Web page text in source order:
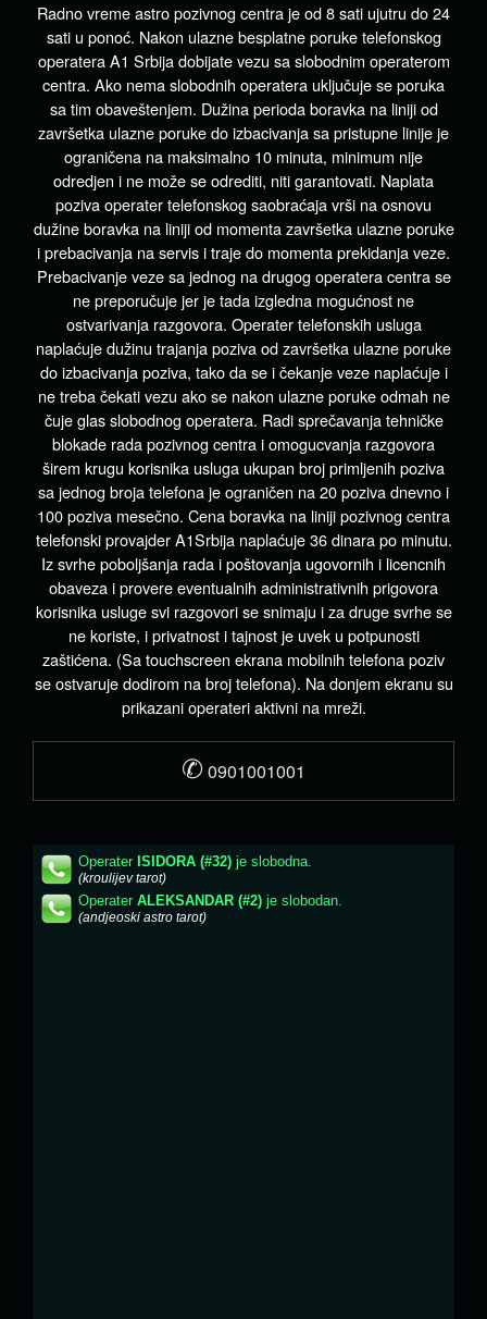
Radno vreme astro pozivnog centra je od 8 sati ujutru do 24
sati u ponoć. Nakon ulazne besplatne poruke telefonskog
operatera A1 Srbija dobijate vezu sa slobodnim operaterom
centra. Ako nema slobodnih operatera uključuje se poruka
sa tim obaveštenjem. Dužina perioda boravka na liniji od
završetka ulazne poruke do izbacivanja sa pristupne linije je
ograničena na maksimalno 10 minuta, minimum nije
odredjen i ne može se odrediti, niti garantovati. Naplata
poziva operater telefonskog saobraćaja vrši na osnovu
dužine boravka na liniji od momenta završetka ulazne poruke
i prebacivanja na servis i traje do momenta prekidanja veze.
Prebacivanje veze sa jednog na drugog operatera centra se
ne preporučuje jer je tada izgledna mogućnost ne
ostvarivanja razgovora. Operater telefonskih usluga
naplaćuje dužinu trajanja poziva od završetka ulazne poruke
do izbacivanja poziva, tako da se i čekanje veze naplaćuje i
ne treba čekati vezu ako se nakon ulazne poruke odmah ne
čuje glas slobodnog operatera. Radi sprečavanja tehničke
blokade rada pozivnog centra i omogucvanja razgovora
širem krugu korisnika usluga ukupan broj primljenih poziva
sa jednog broja telefona je ograničen na 20 poziva dnevno i
100 poziva mesečno. Cena boravka na liniji pozivnog centra
telefonski provajder A1Srbija naplaćuje 36 dinara po minutu.
Iz svrhe poboljšanja rada i poštovanja ugovornih i licencnih
obaveza i provere eventualnih administrativnih prigovora
korisnika usluge svi razgovori se snimaju i za druge svrhe se
ne koriste, i privatnost i tajnost je uvek u potpunosti
zaštićena. (Sa touchscreen ekrana mobilnih telefona poziv
se ostvaruje dodirom na broj telefona). Na donjem ekranu su
prikazani operateri aktivni na mreži.
✆ 0901001001